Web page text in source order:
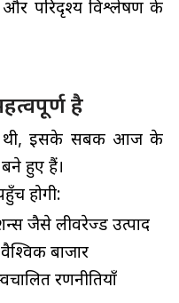
और परिदृश्य विश्लेषण के
है
थी, इसके सबक आज के
बने हुए हैं।
होगी:
जैसे लीवरेज्ड उत्पाद
वैश्विक बाजार
रणनीतियाँ